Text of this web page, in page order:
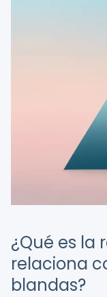
¿Qué es la
relaciona
blandas?